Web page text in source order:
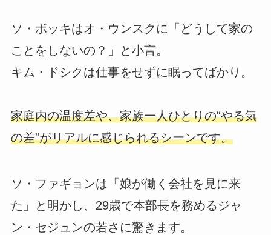
ソ・ボッキはオ・ウンスクに「どうして家の
ことをしないの？」と小言。
キム・ドシクは仕事をせずに眠ってばかり。
家庭内の温度差や、家族一人ひとりの“やる気
の差”がリアルに感じられるシーンです。
ソ・ファギョンは「娘が働く会社を見に来
た」と明かし、29歳で本部長を務めるジャ
ン・セジュンの若さに驚きます。